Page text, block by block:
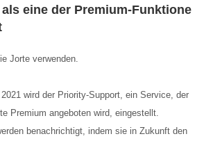
eine der Premium-Funktione
Jorte verwenden.
wird der Priority-Support, ein Service, der
Premium angeboten wird, eingestellt.
benachrichtigt, indem sie in Zukunft den